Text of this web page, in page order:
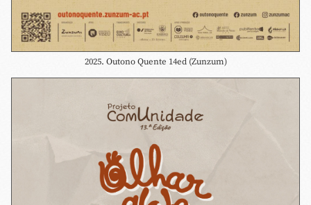
2025. Outono Quente 14ed (Zunzum)